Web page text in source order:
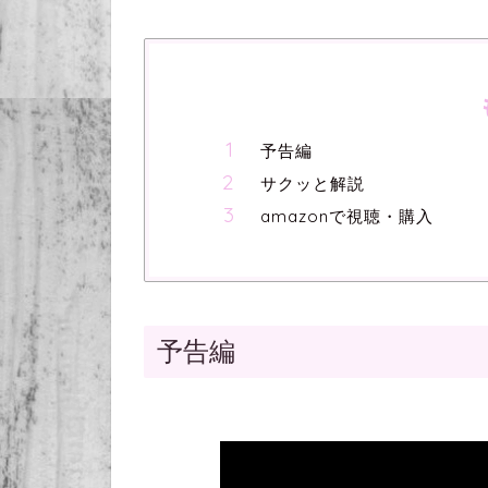
予告編
サクッと解説
amazonで視聴・購入
予告編